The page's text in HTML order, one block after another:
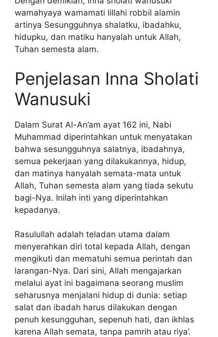
wamahyaya wamamati lillahi robbil alamin
artinya Sesungguhnya shalatku, ibadahku,
hidupku, dan matiku hanyalah untuk Allah,
Tuhan semesta alam.
Penjelasan Inna Sholati
Wanusuki
Dalam Surat Al-An’am ayat 162 ini, Nabi
Muhammad diperintahkan untuk menyatakan
bahwa sesungguhnya salatnya, ibadahnya,
semua pekerjaan yang dilakukannya, hidup,
dan matinya hanyalah semata-mata untuk
Allah, Tuhan semesta alam yang tiada sekutu
bagi-Nya. Inilah inti yang diperintahkan
kepadanya.
Rasulullah adalah teladan utama dalam
menyerahkan diri total kepada Allah, dengan
mengikuti dan mematuhi semua perintah dan
larangan-Nya. Dari sini, Allah mengajarkan
melalui ayat ini bagaimana seorang muslim
seharusnya menjalani hidup di dunia: setiap
salat dan ibadah harus dilakukan dengan
penuh kesungguhan, sepenuh hati, dan ikhlas
karena Allah semata, tanpa pamrih atau riya’.